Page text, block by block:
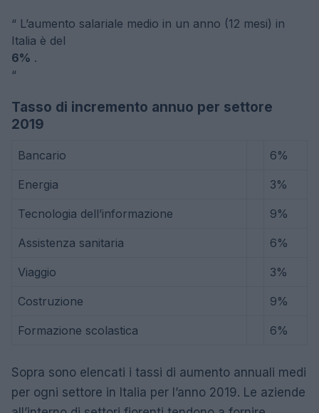
“ L’aumento salariale medio in un anno (12 mesi) in
Italia è del
6% .
“
Tasso di incremento annuo per settore
2019
Bancario 6%
Energia 3%
Tecnologia dell’informazione 9%
Assistenza sanitaria 6%
Viaggio 3%
Costruzione 9%
Formazione scolastica 6%
Sopra sono elencati i tassi di aumento annuali medi
per ogni settore in Italia per l’anno 2019. Le aziende